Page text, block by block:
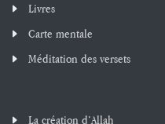
Livres
Carte mentale
Méditation des versets
La création d’Allah